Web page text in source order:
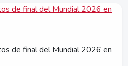
de final del Mundial 2026 en